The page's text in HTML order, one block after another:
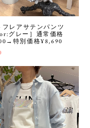
フレアサテンパンツ
グレー］通常価格
特別価格¥8,690